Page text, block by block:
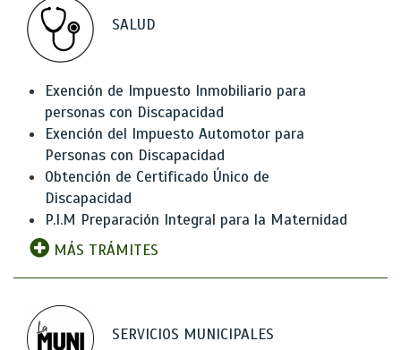
SALUD
Exención de Impuesto Inmobiliario para
personas con Discapacidad
Exención del Impuesto Automotor para
Personas con Discapacidad
Obtención de Certificado Único de
Discapacidad
P.I.M Preparación Integral para la Maternidad
MÁS TRÁMITES
SERVICIOS MUNICIPALES